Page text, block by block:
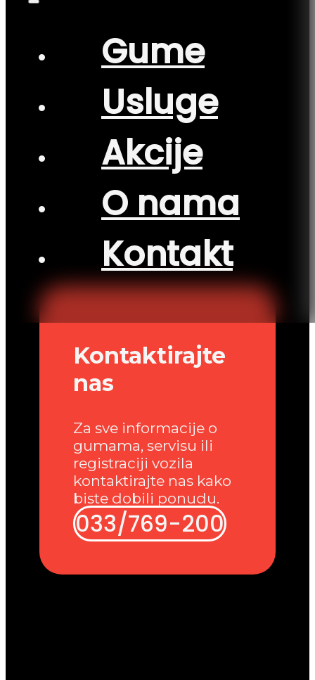
Gume
Usluge
Akcije
O nama
Kontakt
Kontaktirajte
nas
Za sve informacije o
gumama, servisu ili
registraciji vozila
kontaktirajte nas kako
biste dobili ponudu.
033/769-200